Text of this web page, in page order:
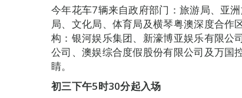
今年花车7辆来自政府部门：旅游局、亚
局、文化局、体育局及横琴粤澳深度合作
构：银河娱乐集团、新濠博亚娱乐有限公
公司、澳娱综合度假股份有限公司及万国
睛。
初三下午5时30分起入场